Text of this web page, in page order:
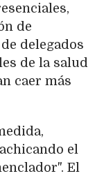
de
delegados
de la salud
caer más
el
El